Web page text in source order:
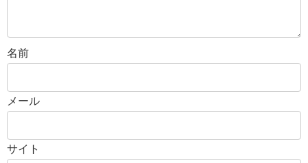
名前
メール
サイト